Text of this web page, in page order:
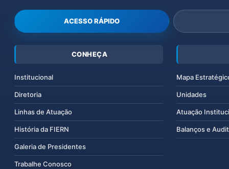
ACESSO RÁPIDO
CONHEÇA
Institucional
Diretoria
Linhas de Atuação
História da FIERN
Galeria de Presidentes
Trabalhe Conosco
Mapa
Unidades
Atuação
Balanços e